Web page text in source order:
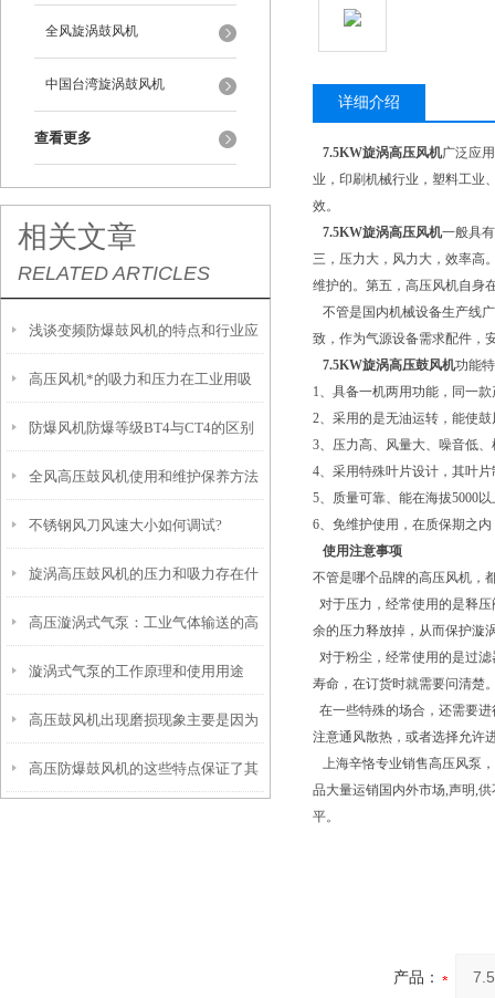
全风旋涡鼓风机
中国台湾旋涡鼓风机
查看更多
相关文章
RELATED ARTICLES
浅谈变频防爆鼓风机的特点和行业应
用
高压风机*的吸力和压力在工业用吸
尘器上的运用
防爆风机防爆等级BT4与CT4的区别
全风高压鼓风机使用和维护保养方法
不锈钢风刀风速大小如何调试?
旋涡高压鼓风机的压力和吸力存在什
么关系
高压漩涡式气泵：工业气体输送的高
效能工具
漩涡式气泵的工作原理和使用用途
高压鼓风机出现磨损现象主要是因为
这些原因
高压防爆鼓风机的这些特点保证了其
详细介绍
7.5KW旋涡高压风机广泛应
业，印刷机械行业，塑料工业
效。
7.5KW旋涡高压风机一般具
三，压力大，风力大，效率高
维护的。第五，高压风机自身
不管是国内机械设备生产线
致，作为气源设备需求配件，
7.5KW旋涡高压鼓风机功能
1、具备一机两用功能，同一
2、采用的是无油运转，能使
3、压力高、风量大、噪音低
4、采用特殊叶片设计，其叶
5、质量可靠、能在海拔5000
6、免维护使用，在质保期之
使用注意事项
不管是哪个品牌的高压风机，
对于压力，经常使用的是释
余的压力释放掉，从而保护漩
对于粉尘，经常使用的是过
寿命，在订货时就需要问清楚
在一些特殊的场合，还需要
注意通风散热，或者选择允许
上海辛恪专业销售高压风泵
品大量运销国内外市场,声明,
平。
产品：